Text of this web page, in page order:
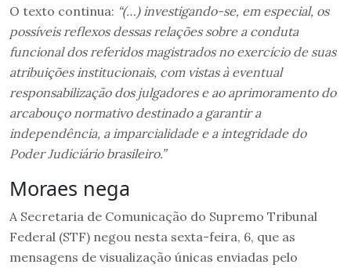
O texto continua: “(…) investigando-se, em especial, os
possíveis reflexos dessas relações sobre a conduta
funcional dos referidos magistrados no exercício de suas
atribuições institucionais, com vistas à eventual
responsabilização dos julgadores e ao aprimoramento do
arcabouço normativo destinado a garantir a
independência, a imparcialidade e a integridade do
Poder Judiciário brasileiro.”
Moraes nega
A Secretaria de Comunicação do Supremo Tribunal
Federal (STF) negou nesta sexta-feira, 6, que as
mensagens de visualização únicas enviadas pelo